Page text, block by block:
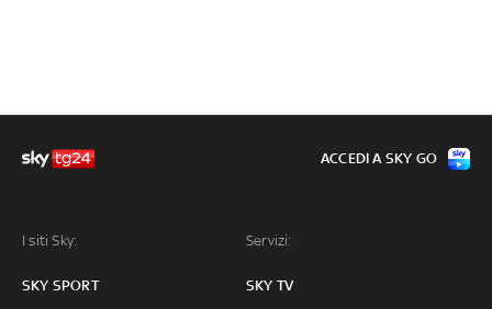
I siti Sky:
SKY SPORT
Servizi:
SKY TV
ACCEDI A SKY GO